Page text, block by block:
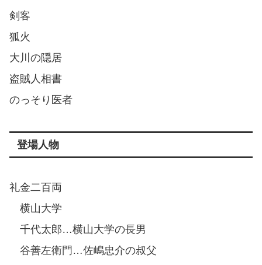
剣客
狐火
大川の隠居
盗賊人相書
のっそり医者
登場人物
礼金二百両
横山大学
千代太郎…横山大学の長男
谷善左衛門…佐嶋忠介の叔父